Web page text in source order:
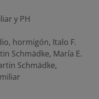
y PH
, hormigón, Italo F.
Schmädke, María E.
Schmädke,